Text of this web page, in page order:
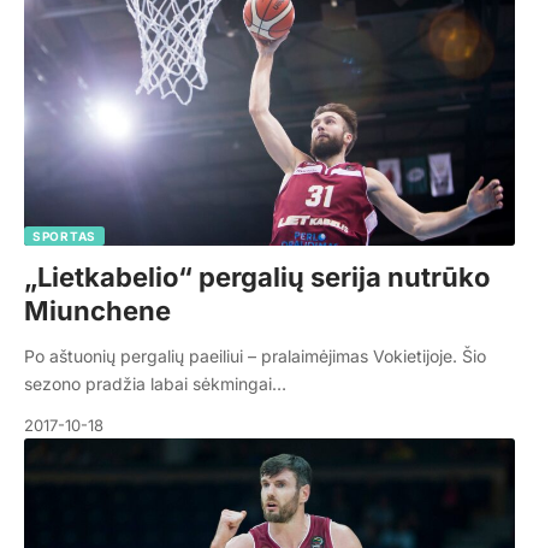
SPORTAS
„Lietkabelio“ pergalių serija nutrūko
Miunchene
Po aštuonių pergalių paeiliui – pralaimėjimas Vokietijoje. Šio
sezono pradžia labai sėkmingai…
2017-10-18